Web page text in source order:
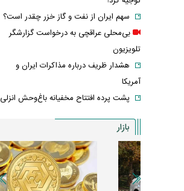
سهم ایران از نفت و گاز خزر چقدر است؟
بی‌محلی عراقچی به درخواست گزارشگر
تلویزیون
هشدار ظریف درباره مذاکرات ایران و
آمریکا
پشت پرده افتتاح مخفیانه باغ‌وحش انزلی
بازار